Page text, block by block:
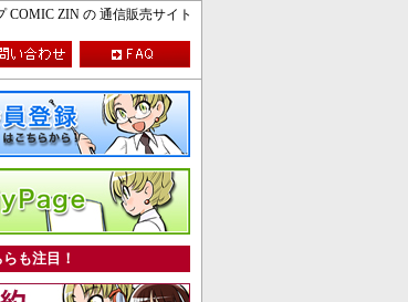
COMIC ZIN の 通信販売サイト
も注目！